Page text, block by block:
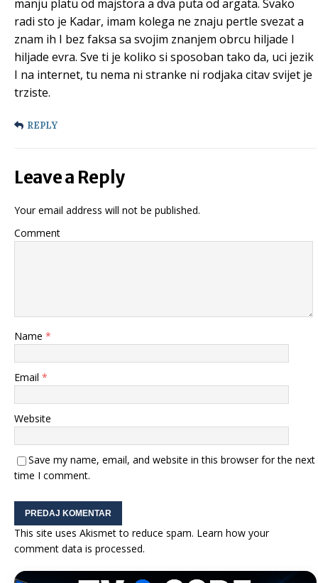
manju platu od majstora a dva puta od argata. Svako
radi sto je Kadar, imam kolega ne znaju pertle svezat a
znam ih I bez faksa sa svojim znanjem obrcu hiljade I
hiljade evra. Sve ti je koliko si sposoban tako da, uci jezik
I na internet, tu nema ni stranke ni rodjaka citav svijet je
trziste.
REPLY
Leave a Reply
Your email address will not be published.
Comment
Name *
Email *
Website
Save my name, email, and website in this browser for the next
time I comment.
This site uses Akismet to reduce spam. Learn how your
comment data is processed.